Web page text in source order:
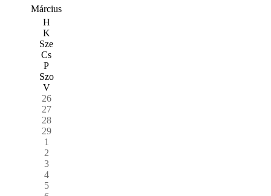
Március
H
K
Sze
Cs
P
Szo
V
26
27
28
29
1
2
3
4
5